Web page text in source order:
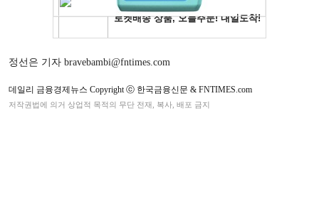
정선은 기자 bravebambi@fntimes.com
데일리 금융경제뉴스 Copyright ⓒ 한국금융신문 & FNTIMES.com
저작권법에 의거 상업적 목적의 무단 전재, 복사, 배포 금지